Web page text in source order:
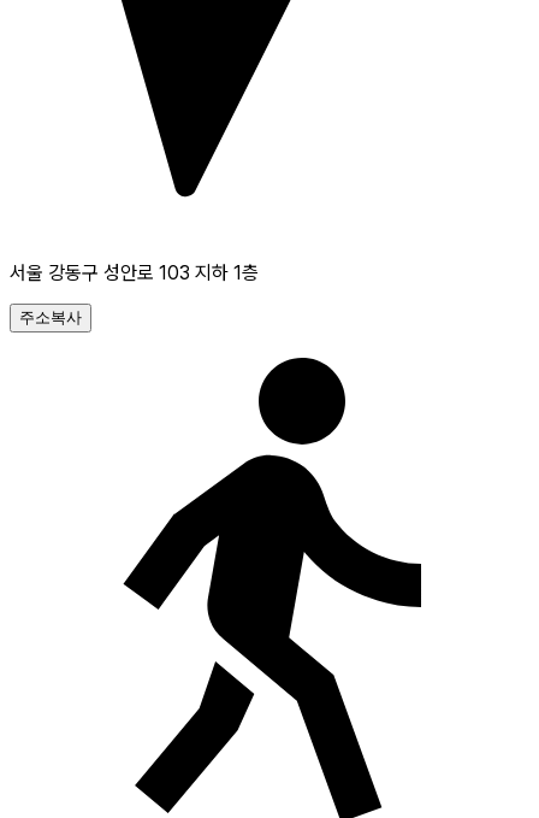
서울 강동구 성안로 103 지하 1층
주소복사